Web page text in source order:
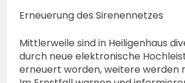
Erneuerung des Sirenennetzes
Mittlerweile sind in Heiligenhaus
durch neue elektronische
erneuert worden, weitere werden